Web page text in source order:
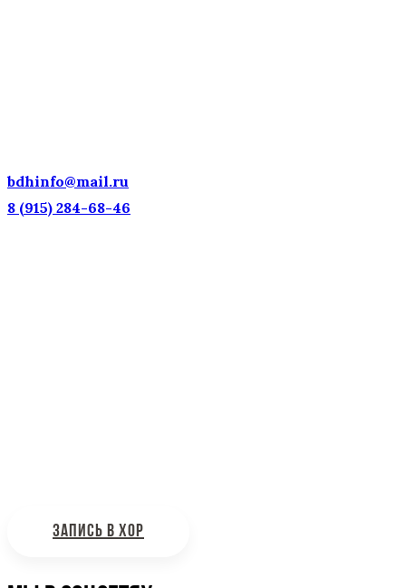
bdhinfo@mail.ru
8 (915) 284-68-46
ЗАПИСЬ В ХОР